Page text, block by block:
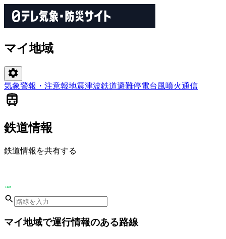
マイ地域
気象警報・注意報地震津波鉄道避難停電台風噴火通信
鉄道情報
鉄道情報を共有する
マイ地域で運行情報のある路線